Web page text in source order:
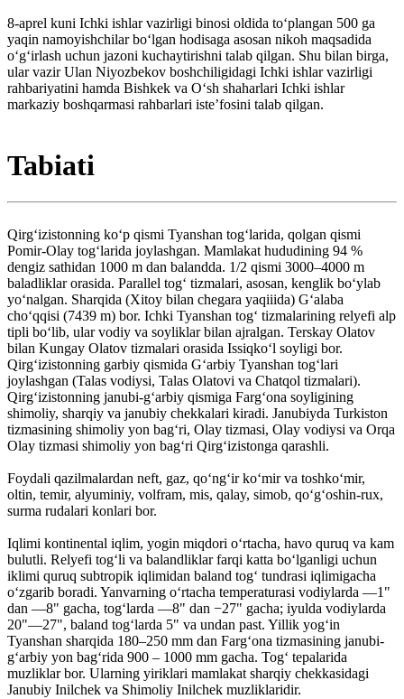
8-aprel kuni Ichki ishlar vazirligi binosi oldida toʻplangan 500 ga
yaqin namoyishchilar boʻlgan hodisaga asosan nikoh maqsadida
oʻgʻirlash uchun jazoni kuchaytirishni talab qilgan. Shu bilan birga,
ular vazir Ulan Niyozbekov boshchiligidagi Ichki ishlar vazirligi
rahbariyatini hamda Bishkek va Oʻsh shaharlari Ichki ishlar
markaziy boshqarmasi rahbarlari iste’fosini talab qilgan.
Tabiati
Qirgʻizistonning koʻp qismi Tyanshan togʻlarida, qolgan qismi
Pomir-Olay togʻlarida joylashgan. Mamlakat hududining 94 %
dengiz sathidan 1000 m dan balandda. 1/2 qismi 3000–4000 m
baladliklar orasida. Parallel togʻ tizmalari, asosan, kenglik boʻylab
yoʻnalgan. Sharqida (Xitoy bilan chegara yaqiiida) Gʻalaba
choʻqqisi (7439 m) bor. Ichki Tyanshan togʻ tizmalarining relyefi alp
tipli boʻlib, ular vodiy va soyliklar bilan ajralgan. Terskay Olatov
bilan Kungay Olatov tizmalari orasida Issiqkoʻl soyligi bor.
Qirgʻizistonning garbiy qismida Gʻarbiy Tyanshan togʻlari
joylashgan (Talas vodiysi, Talas Olatovi va Chatqol tizmalari).
Qirgʻizistonning janubi-gʻarbiy qismiga Fargʻona soyligining
shimoliy, sharqiy va janubiy chekkalari kiradi. Janubiyda Turkiston
tizmasining shimoliy yon bagʻri, Olay tizmasi, Olay vodiysi va Orqa
Olay tizmasi shimoliy yon bagʻri Qirgʻizistonga qarashli.
Foydali qazilmalardan neft, gaz, qoʻngʻir koʻmir va toshkoʻmir,
oltin, temir, alyuminiy, volfram, mis, qalay, simob, qoʻgʻoshin-rux,
surma rudalari konlari bor.
Iqlimi kontinental iqlim, yogin miqdori oʻrtacha, havo quruq va kam
bulutli. Relyefi togʻli va balandliklar farqi katta boʻlganligi uchun
iklimi quruq subtropik iqlimidan baland togʻ tundrasi iqlimigacha
oʻzgarib boradi. Yanvarning oʻrtacha temperaturasi vodiylarda —1"
dan —8" gacha, togʻlarda —8" dan −27" gacha; iyulda vodiylarda
20"—27", baland togʻlarda 5" va undan past. Yillik yogʻin
Tyanshan sharqida 180–250 mm dan Fargʻona tizmasining janubi-
gʻarbiy yon bagʻrida 900 – 1000 mm gacha. Togʻ tepalarida
muzliklar bor. Ularning yiriklari mamlakat sharqiy chekkasidagi
Janubiy Inilchek va Shimoliy Inilchek muzliklaridir.